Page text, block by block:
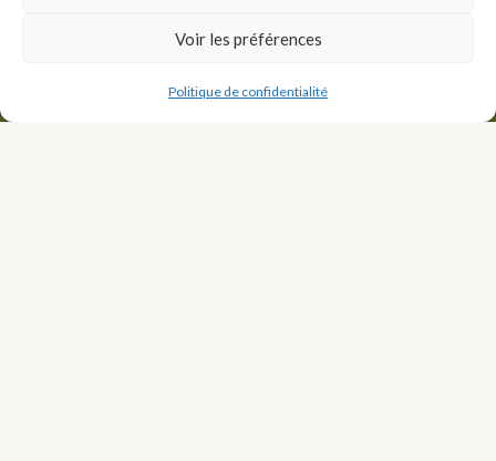
Voir les préférences
Politique de confidentialité
Faites appel à une
experte